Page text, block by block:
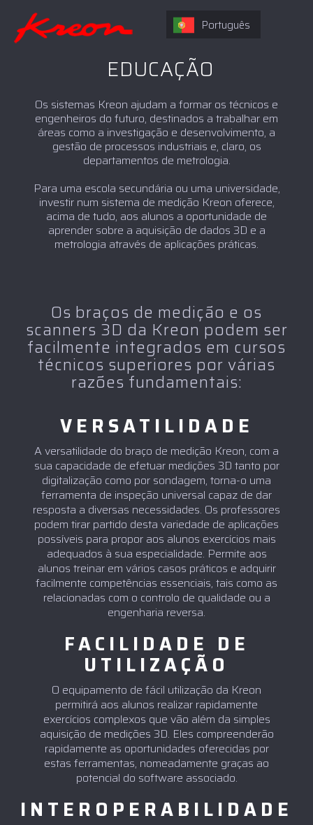
EDUCAÇÃO
Os sistemas Kreon ajudam a formar os técnicos e
engenheiros do futuro, destinados a trabalhar em
áreas como a investigação e desenvolvimento, a
gestão de processos industriais e, claro, os
departamentos de metrologia.
Para uma escola secundária ou uma universidade,
investir num sistema de medição Kreon oferece,
acima de tudo, aos alunos a oportunidade de
aprender sobre a aquisição de dados 3D e a
metrologia através de aplicações práticas.
Os braços de medição e os
scanners 3D da Kreon podem ser
facilmente integrados em cursos
técnicos superiores por várias
razões fundamentais:
VERSATILIDADE
A versatilidade do braço de medição Kreon, com a
sua capacidade de efetuar medições 3D tanto por
digitalização como por sondagem, torna-o uma
ferramenta de inspeção universal capaz de dar
resposta a diversas necessidades. Os professores
podem tirar partido desta variedade de aplicações
possíveis para propor aos alunos exercícios mais
adequados à sua especialidade. Permite aos
alunos treinar em vários casos práticos e adquirir
facilmente competências essenciais, tais como as
relacionadas com o controlo de qualidade ou a
engenharia reversa.
FACILIDADE DE
UTILIZAÇÃO
O equipamento de fácil utilização da Kreon
permitirá aos alunos realizar rapidamente
exercícios complexos que vão além da simples
aquisição de medições 3D. Eles compreenderão
rapidamente as oportunidades oferecidas por
estas ferramentas, nomeadamente graças ao
potencial do software associado.
INTEROPERABILIDADE
Português